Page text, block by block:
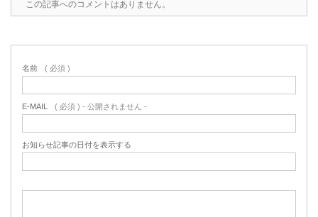
この記事へのコメントはありません。
名前 ( 必須 )
E-MAIL ( 必須 ) - 公開されません -
お知らせ記事の日付を表示する